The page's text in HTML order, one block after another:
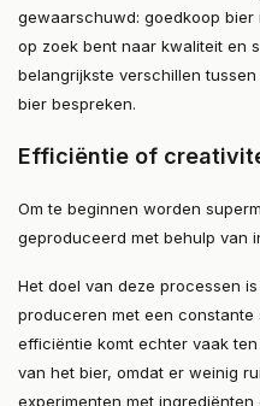
gewaarschuwd: goedkoop
op zoek bent naar kwaliteit en
belangrijkste verschillen
bier bespreken.
Efficiëntie of
Om te beginnen worden
geproduceerd met behulp van
Het doel van deze processen
produceren met een constante
efficiëntie komt echter vaak
van het bier, omdat er weinig
experimenten met